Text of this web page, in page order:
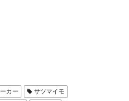
カー
サツマイモ